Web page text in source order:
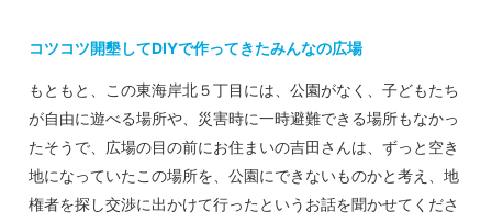
コツコツ開墾してDIYで作ってきたみんなの広場
もともと、この東海岸北５丁目には、公園がなく、子どもたち
が自由に遊べる場所や、災害時に一時避難できる場所もなかっ
たそうで、広場の目の前にお住まいの吉田さんは、ずっと空き
地になっていたこの場所を、公園にできないものかと考え、地
権者を探し交渉に出かけて行ったというお話を聞かせてくださ